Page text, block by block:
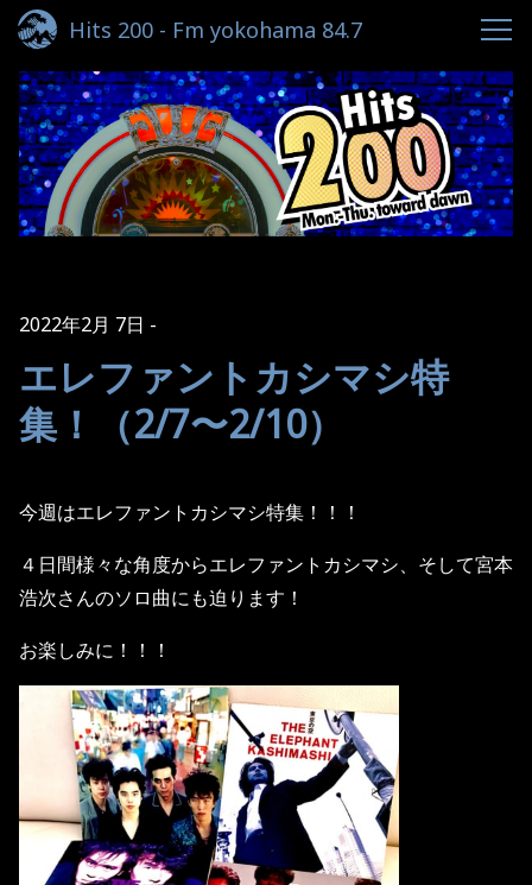
Hits 200 - Fm yokohama 84.7
2022年2月 7日
エレファントカシマシ特
集！（2/7〜2/10）
今週はエレファントカシマシ特集！！！
４日間様々な角度からエレファントカシマシ、そして宮本
浩次さんのソロ曲にも迫ります！
お楽しみに！！！